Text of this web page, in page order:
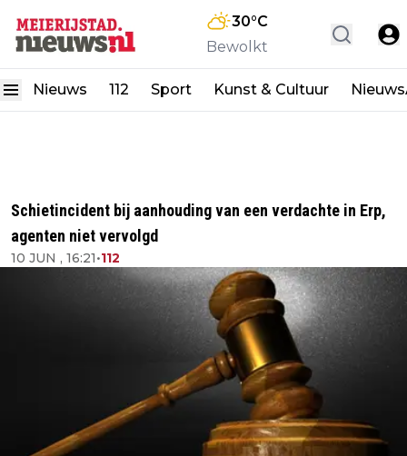
30°C
Bewolkt
Nieuws 112 Sport Kunst & Cultuur
Schietincident bij aanhouding van een verdachte in Erp,
agenten niet vervolgd
10 JUN , 16:21•112